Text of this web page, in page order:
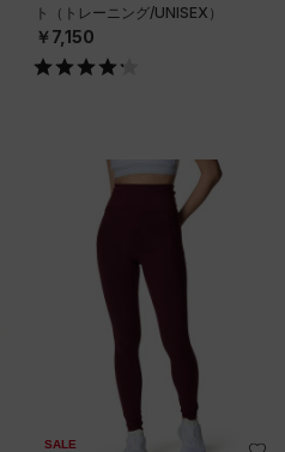
ト（トレーニング/UNISEX）
￥7,150
SALE